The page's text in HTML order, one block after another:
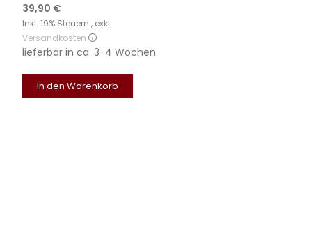
39,90 €
Inkl. 19% Steuern , exkl.
Versandkosten
lieferbar in ca. 3-4 Wochen
In den Warenkorb